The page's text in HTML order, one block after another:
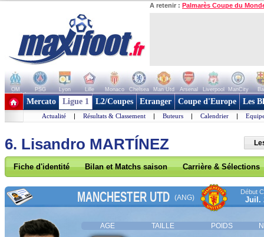
A retenir : Palmarès Coupe du
OM PSG Lyon Lille Monaco Chelsea Man Utd Arsenal Liverpool ManCity
+ de clubs
Mercato Ligue 1 L2/Coupes Etranger Coupe d'Europe Les
Actualité | Résultats & Classement | Buteurs | Calendrier |
6. Lisandro MARTÍNEZ
Fiche d'identité Bilan et Matchs saison Carrière & Sélections
MANCHESTER UTD (ANG)
Début
Juil.
AGE TAILLE POIDS